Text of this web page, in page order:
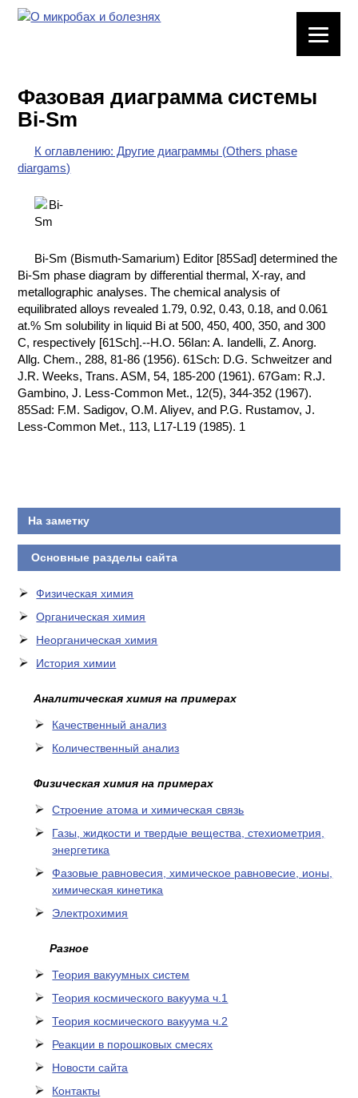
ХИМИЧЕСКАЯ
ПОСУДА
ВРЕДНЫЕ
ФАКТОРЫ
ХИМИЯ НА
ПРОИЗВОДСТВЕ
И ХИМИЧЕСКАЯ
ТЕХНОЛОГИЯ
КОНТАКТЫ
Фазовая диаграмма системы
Bi-Sm
К оглавлению: Другие диаграммы (Others phase
diargams)
Bi-Sm (Bismuth-Samarium) Editor [85Sad] determined the
Bi-Sm phase diagram by differential thermal, X-ray, and
metallographic analyses. The chemical analysis of
equilibrated alloys revealed 1.79, 0.92, 0.43, 0.18, and 0.061
at.% Sm solubility in liquid Bi at 500, 450, 400, 350, and 300
C, respectively [61Sch].--H.O. 56Ian: A. Iandelli, Z. Anorg.
Allg. Chem., 288, 81-86 (1956). 61Sch: D.G. Schweitzer and
J.R. Weeks, Trans. ASM, 54, 185-200 (1961). 67Gam: R.J.
Gambino, J. Less-Common Met., 12(5), 344-352 (1967).
85Sad: F.M. Sadigov, O.M. Aliyev, and P.G. Rustamov, J.
Less-Common Met., 113, L17-L19 (1985). 1
На заметку
Основные разделы сайта
Физическая химия
Органическая химия
Неорганическая химия
История химии
Аналитическая химия на примерах
Качественный анализ
Количественный анализ
Физическая химия на примерах
Cтроение атома и химическая связь
Газы, жидкости и твердые вещества, стехиометрия,
энергетика
Фазовые равновесия, химическое равновесие, ионы,
химическая кинетика
Электрохимия
Разное
Теория вакуумных систем
Теория космического вакуума ч.1
Теория космического вакуума ч.2
Реакции в порошковых смесях
Новости сайта
Контакты